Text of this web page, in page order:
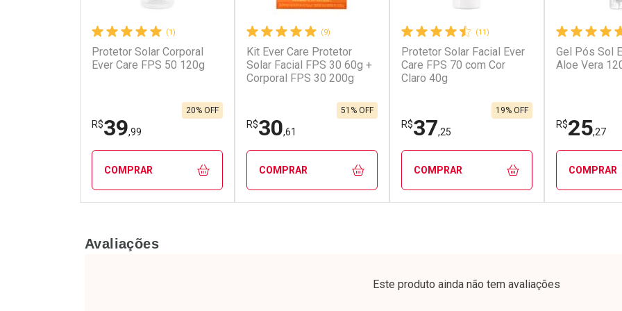
Ativar Desconto
Por R$ 48,50/cada
Por R$ 48,50/cada
Ativar Desconto
Por R$ 51,90/cada
Por R$ 51,90/cada
Ativar Desconto
Por R$ 458,00/cada
Por R$ 458,00/cada
Ativar
Por R$
Por R$
(1)
Protetor Solar Corporal
Ever Care FPS 50 120g
R$39,99
20% OFF
COMPRAR
Laboratório
Por Menos
(9)
Kit Ever Care Protetor
Solar Facial FPS 30 60g +
Corporal FPS 30 200g
R$30,61
51% OFF
COMPRAR
(11)
Protetor Solar Facial Ever
Care FPS 70 com Cor
Claro 40g
R$37,25
19% OFF
COMPRAR
Gel Pós Sol
Aloe Vera
R$25,27
COMPRAR
Avaliações
Este produto ainda não tem avaliações